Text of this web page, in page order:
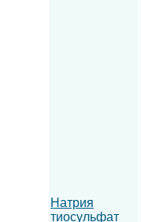
Натрия
тиосульфат